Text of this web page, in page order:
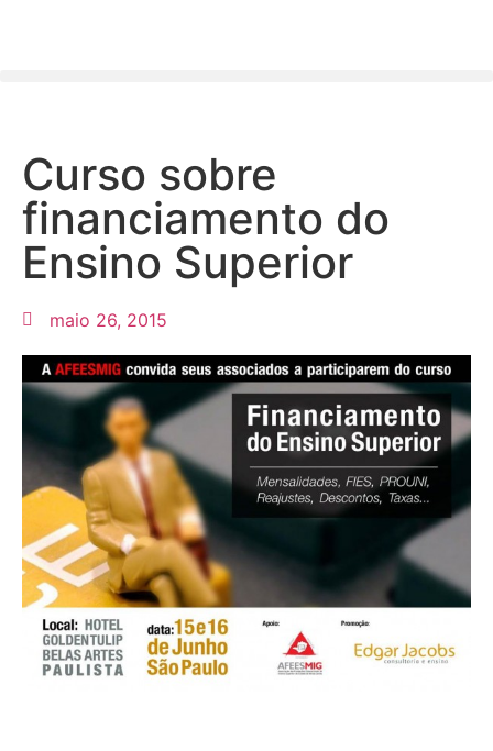
Curso sobre
financiamento do
Ensino Superior
maio 26, 2015